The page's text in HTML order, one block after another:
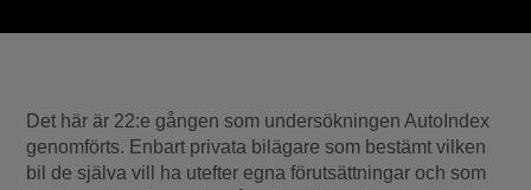
Det här är 22:e gången som undersökningen AutoIndex
genomförts. Enbart privata bilägare som bestämt vilken
bil de själva vill ha utefter egna förutsättningar och som